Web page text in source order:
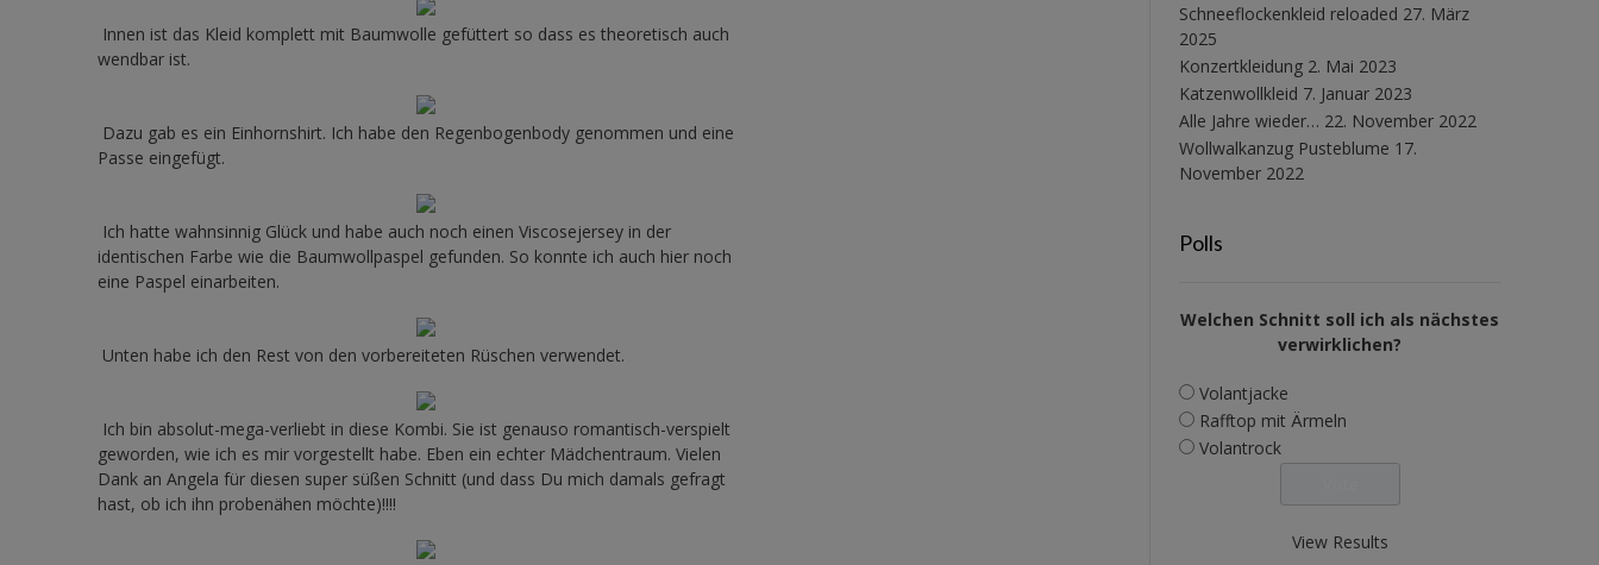
Innen ist das Kleid komplett mit Baumwolle gefüttert so dass es theoretisch auch
wendbar ist.
Dazu gab es ein Einhornshirt. Ich habe den Regenbogenbody genommen und eine
Passe eingefügt.
Ich hatte wahnsinnig Glück und habe auch noch einen Viscosejersey in der
identischen Farbe wie die Baumwollpaspel gefunden. So konnte ich auch hier noch
eine Paspel einarbeiten.
Unten habe ich den Rest von den vorbereiteten Rüschen verwendet.
Ich bin absolut-mega-verliebt in diese Kombi. Sie ist genauso romantisch-verspielt
geworden, wie ich es mir vorgestellt habe. Eben ein echter Mädchentraum. Vielen
Dank an Angela für diesen super süßen Schnitt (und dass Du mich damals gefragt
hast, ob ich ihn probenähen möchte)!!!!
Schneeflockenkleid reloaded 27. März
2025
Konzertkleidung 2. Mai 2023
Katzenwollkleid 7. Januar 2023
Alle Jahre wieder… 22. November 2022
Wollwalkanzug Pusteblume 17.
November 2022
Polls
Welchen Schnitt soll ich als nächstes
verwirklichen?
Volantjacke
Rafftop mit Ärmeln
Volantrock
View Results